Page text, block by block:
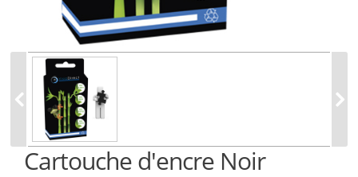
Cartouche d'encre Noir